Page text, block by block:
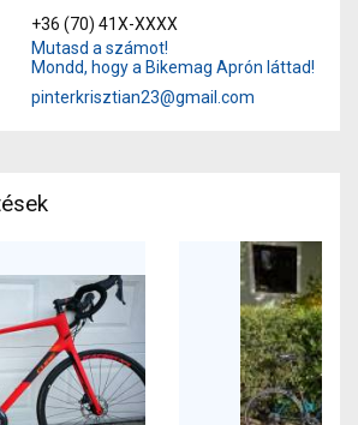
+36 (70) 41X-XXXX
Mutasd a számot!
Mondd, hogy a Bikemag Aprón láttad!
pinterkrisztian23@gmail.com